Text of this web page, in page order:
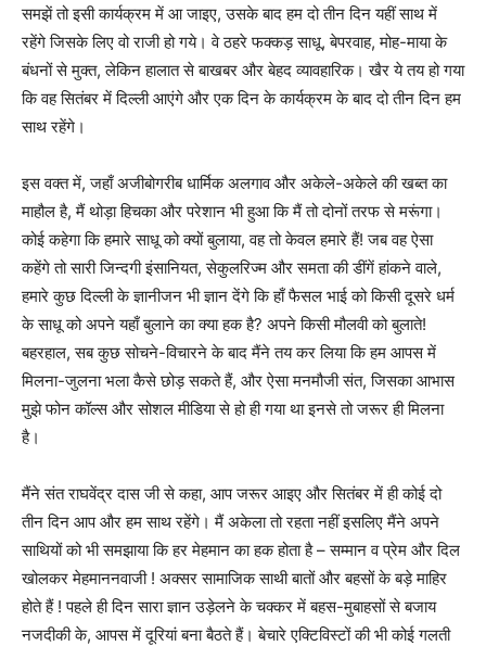
समझें तो इसी कार्यक्रम में आ जाइए, उसके बाद हम दो तीन दिन यहीं साथ में
रहेंगे जिसके लिए वो राजी हो गये। वे ठहरे फक्कड़ साधू, बेपरवाह, मोह-माया के
बंधनों से मुक्त, लेकिन हालात से बाखबर और बेहद व्यावहारिक। खैर ये तय हो गया
कि वह सितंबर में दिल्ली आएंगे और एक दिन के कार्यक्रम के बाद दो तीन दिन हम
साथ रहेंगे।
इस वक्त में, जहाँ अजीबोगरीब धार्मिक अलगाव और अकेले-अकेले की खब्त का
माहौल है, मैं थोड़ा हिचका और परेशान भी हुआ कि मैं तो दोनों तरफ से मरूंगा।
कोई कहेगा कि हमारे साधू को क्यों बुलाया, वह तो केवल हमारे हैं! जब वह ऐसा
कहेंगे तो सारी जिन्दगी इंसानियत, सेकुलरिज्म और समता की डींगें हांकने वाले,
हमारे कुछ दिल्ली के ज्ञानीजन भी ज्ञान देंगे कि हाँ फैसल भाई को किसी दूसरे धर्म
के साधू को अपने यहाँ बुलाने का क्या हक है? अपने किसी मौलवी को बुलाते!
बहरहाल, सब कुछ सोचने-विचारने के बाद मैंने तय कर लिया कि हम आपस में
मिलना-जुलना भला कैसे छोड़ सकते हैं, और ऐसा मनमौजी संत, जिसका आभास
मुझे फोन कॉल्स और सोशल मीडिया से हो ही गया था इनसे तो जरूर ही मिलना
है।
मैंने संत राघवेंद्र दास जी से कहा, आप जरूर आइए और सितंबर में ही कोई दो
तीन दिन आप और हम साथ रहेंगे। मैं अकेला तो रहता नहीं इसलिए मैंने अपने
साथियों को भी समझाया कि हर मेहमान का हक होता है – सम्मान व प्रेम और दिल
खोलकर मेहमाननवाजी ! अक्सर सामाजिक साथी बातों और बहसों के बड़े माहिर
होते हैं ! पहले ही दिन सारा ज्ञान उड़ेलने के चक्कर में बहस-मुबाहसों से बजाय
नजदीकी के, आपस में दूरियां बना बैठते हैं। बेचारे एक्टिविस्टों की भी कोई गलती